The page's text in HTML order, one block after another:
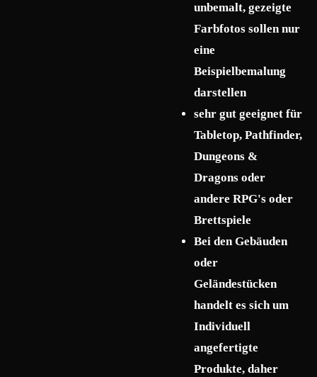
unbemalt, gezeigte
Farbfotos sollen nur
eine
Beispielbemalung
darstellen
sehr gut geeignet für
Tabletop, Pathfinder,
Dungeons &
Dragons oder
andere RPG's oder
Brettspiele
Bei den Gebäuden
oder
Geländestücken
handelt es sich um
Individuell
angefertigte
Produkte, daher